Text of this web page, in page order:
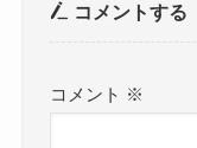
コメントする
コメント ※